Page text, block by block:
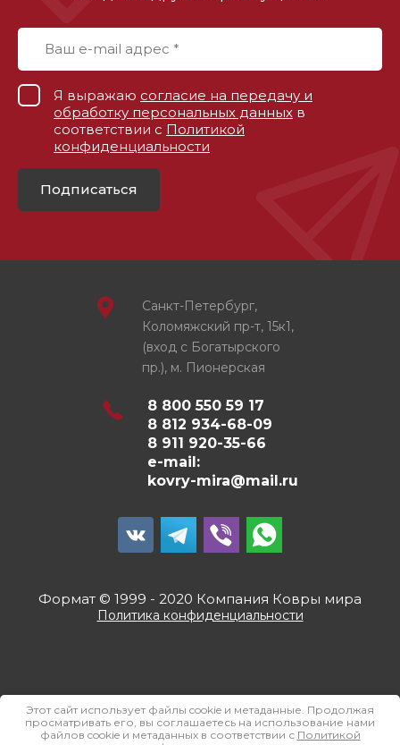
Я выражаю согласие на передачу и
обработку персональных данных в
соответствии с Политикой
конфиденциальности
Подписаться
Санкт-Петербург,
Коломяжский пр-т, 15к1,
(вход с Богатырского
пр.), м. Пионерская
8 800 550 59 17
8 812 934-68-09
8 911 920-35-66
e-mail:
kovry-mira@mail.ru
Формат © 1999 - 2020 Компания Ковры мира
Политика конфиденциальности
Этот сайт использует файлы cookie и метаданные. Продолжая
просматривать его, вы соглашаетесь на использование нами
файлов cookie и метаданных в соответствии с Политикой